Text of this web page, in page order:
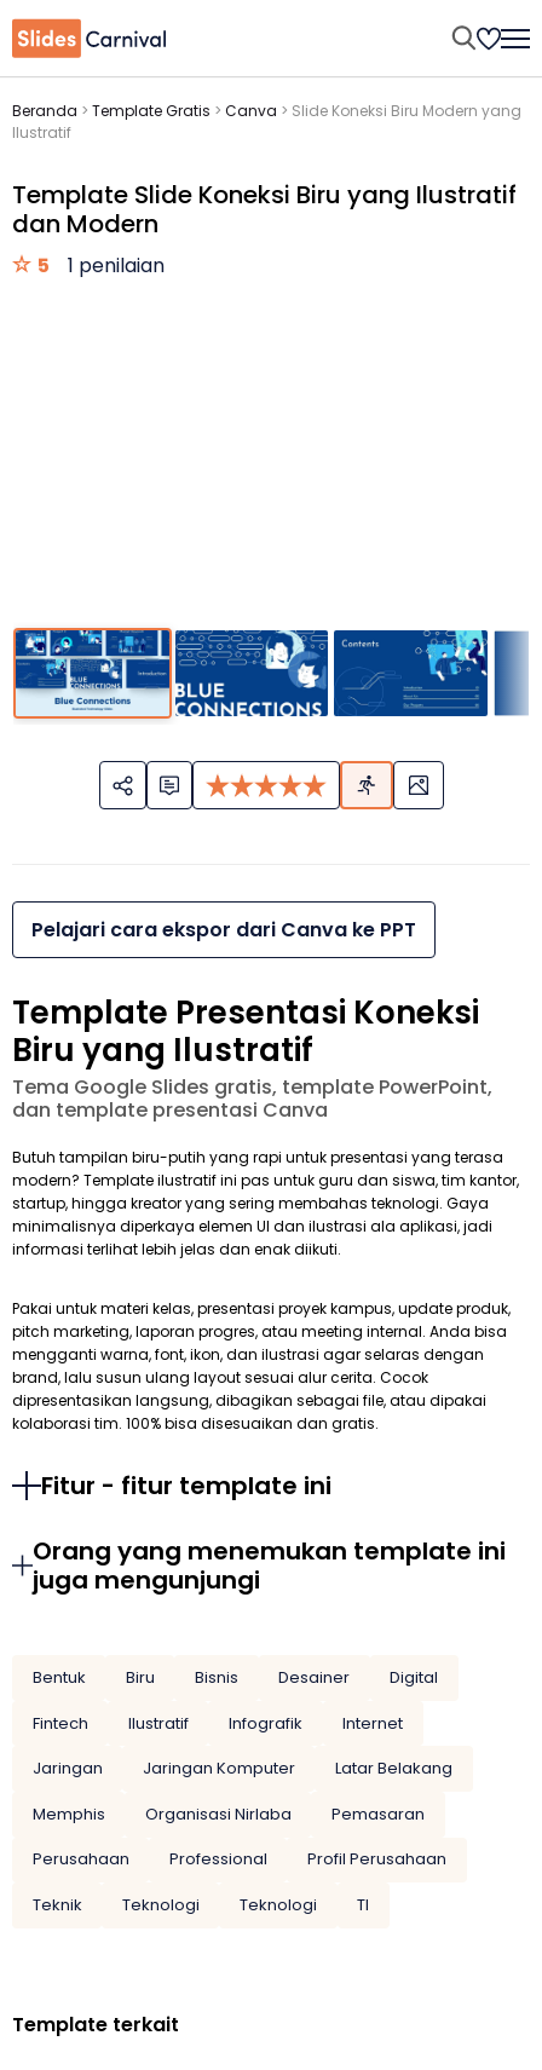
Beranda > Template Gratis > Canva > Slide Koneksi Biru Modern yang
Ilustratif
Template Slide Koneksi Biru yang Ilustratif
dan Modern
5 1 penilaian
Pelajari cara ekspor dari Canva ke PPT
Template Presentasi Koneksi
Biru yang Ilustratif
Tema Google Slides gratis, template PowerPoint,
dan template presentasi Canva
Butuh tampilan biru-putih yang rapi untuk presentasi yang terasa
modern? Template ilustratif ini pas untuk guru dan siswa, tim kantor,
startup, hingga kreator yang sering membahas teknologi. Gaya
minimalisnya diperkaya elemen UI dan ilustrasi ala aplikasi, jadi
informasi terlihat lebih jelas dan enak diikuti.
Pakai untuk materi kelas, presentasi proyek kampus, update produk,
pitch marketing, laporan progres, atau meeting internal. Anda bisa
mengganti warna, font, ikon, dan ilustrasi agar selaras dengan
brand, lalu susun ulang layout sesuai alur cerita. Cocok
dipresentasikan langsung, dibagikan sebagai file, atau dipakai
kolaborasi tim. 100% bisa disesuaikan dan gratis.
Fitur - fitur template ini
Orang yang menemukan template ini
juga mengunjungi
Bentuk Biru Bisnis Desainer
Digital
Fintech
Ilustratif Infografik
Internet
Jaringan
Jaringan Komputer
Latar Belakang
Memphis
Organisasi Nirlaba
Pemasaran
Perusahaan
Professional
Profil Perusahaan
Teknik
Teknologi Teknologi TI
Template terkait